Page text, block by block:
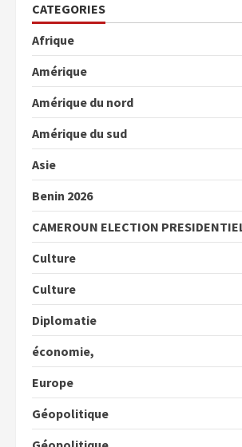
CATEGORIES
Afrique
Amérique
Amérique du nord
Amérique du sud
Asie
Benin 2026
CAMEROUN ELECTION
Culture
Culture
Diplomatie
économie,
Europe
Géopolitique